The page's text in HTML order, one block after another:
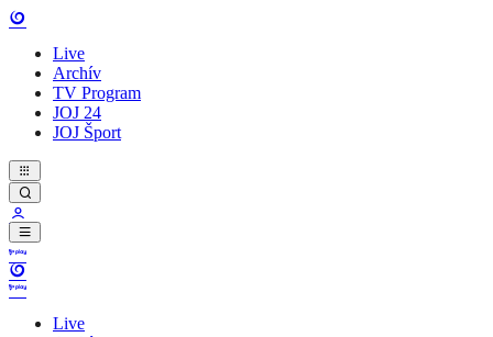
Live
Archív
TV Program
JOJ 24
JOJ Šport
Live